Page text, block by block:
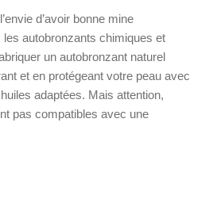
d’avoir bonne mine
les autobronzants chimiques et
un autobronzant naturel
et en protégeant votre peau avec
adaptées. Mais attention,
pas compatibles avec une